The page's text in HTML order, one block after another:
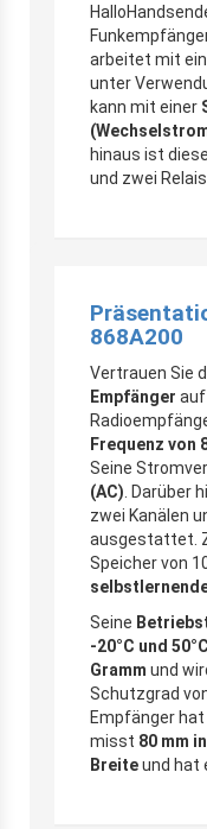
arbeitet mit
unter
kann mit einer
hinaus ist
und zwei
868A200
Vertrauen Sie
Empfänger auf
Frequenz von
Seine
(AC) . Darüber
zwei Kanälen
ausgestattet.
Speicher von
Seine
-20°C und
Gramm und
Schutzgrad
Empfänger hat
misst 80 mm
Breiteund hat